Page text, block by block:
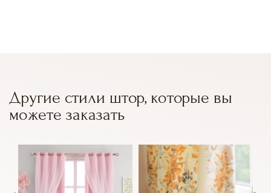
Другие стили штор, которые вы
можете заказать